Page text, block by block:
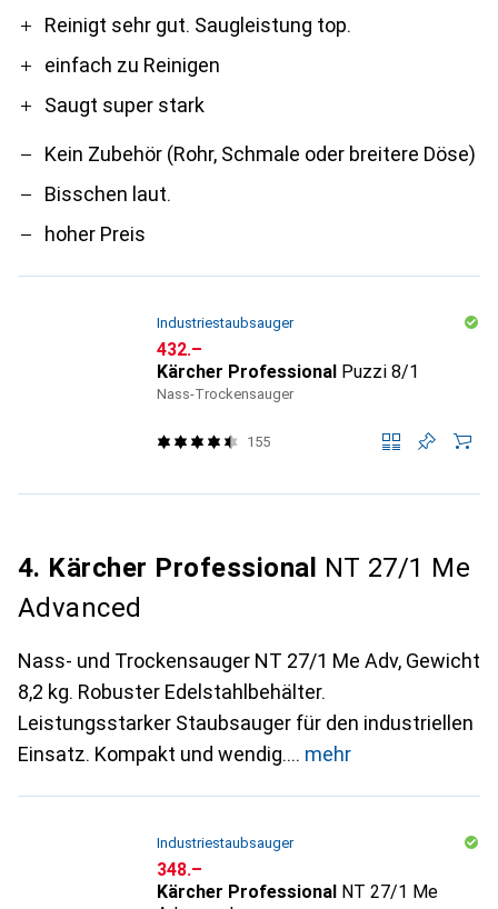
ProReinigt sehr gut. Saugleistung top.
einfach zu Reinigen
Saugt super stark
Contra
Kein Zubehör (Rohr, Schmale oder breitere Döse)
Bisschen laut.
hoher Preis
Industriestaubsauger
CHF
432.–
Kärcher Professional Puzzi 8/1
Nass-Trockensauger
155
4. Kärcher Professional NT 27/1 Me
Advanced
Nass- und Trockensauger NT 27/1 Me Adv, Gewicht
8,2 kg. Robuster Edelstahlbehälter.
Leistungsstarker Staubsauger für den industriellen
Einsatz. Kompakt und wendig.
mehr
Industriestaubsauger
CHF
348.–
Kärcher Professional NT 27/1 Me